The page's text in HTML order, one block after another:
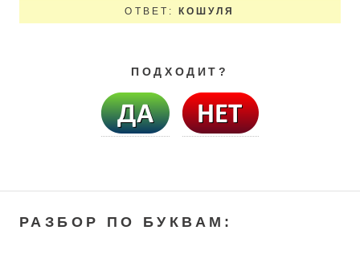
ОТВЕТ: КОШУЛЯ
ПОДХОДИТ?
РАЗБОР ПО БУКВАМ: